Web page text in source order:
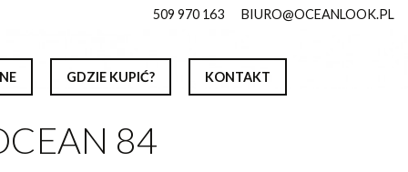
509 970 163 BIURO@OCEANLOOK.PL
GDZIE KUPIĆ? KONTAKT
84